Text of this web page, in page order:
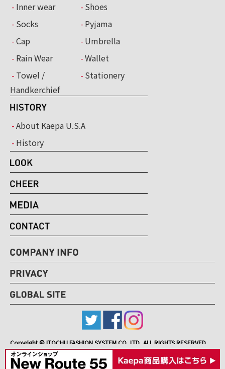
Inner wear
Shoes
Socks
Pyjama
Cap
Umbrella
Rain Wear
Wallet
Towel /
Handkerchief
Stationery
About Kaepa U.S.A
History
Copyright © ITOCHU FASHION SYSTEM CO.,LTD, ALL RIGHTS RESERVED.